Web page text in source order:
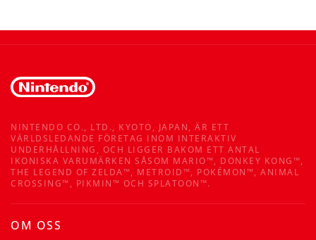
NINTENDO CO., LTD., KYOTO, JAPAN, ÄR ETT
VÄRLDSLEDANDE FÖRETAG INOM INTERAKTIV
UNDERHÅLLNING, OCH LIGGER BAKOM ETT ANTAL
IKONISKA VARUMÄRKEN SÅSOM MARIO™, DONKEY KONG™,
THE LEGEND OF ZELDA™, METROID™, POKÉMON™, ANIMAL
CROSSING™, PIKMIN™ OCH SPLATOON™.
OM OSS